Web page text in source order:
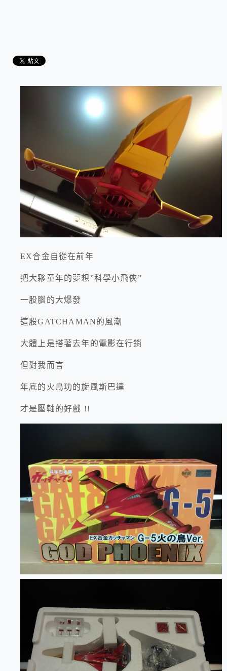
EX合金自從在前年
把大夥童年的夢想”科學小飛俠”
一股腦的大爆發
這股GATCHAMAN的風潮
大體上是搭著去年的電影在行銷
但對我而言
年底的火鳥功的旋風斯巴達
才是壓軸的好戲 !!